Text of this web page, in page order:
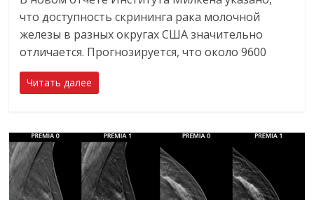
что доступность скрининга рака молочной
железы в разных округах США значительно
отличается. Прогнозируется, что около 9600
Читать далее